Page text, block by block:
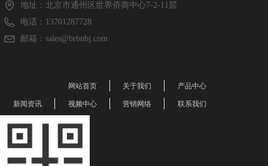
地址： 北京市通州区世界侨商中心7-2-11层
电话： 13701287728
邮箱： sales@brbnbj.com
网站首页 关于我们 产品中心
新闻资讯 视频中心 营销网络 联系我们